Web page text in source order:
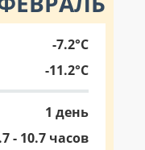
-7.2°C
-11.2°C
1 день
- 10.7 часов